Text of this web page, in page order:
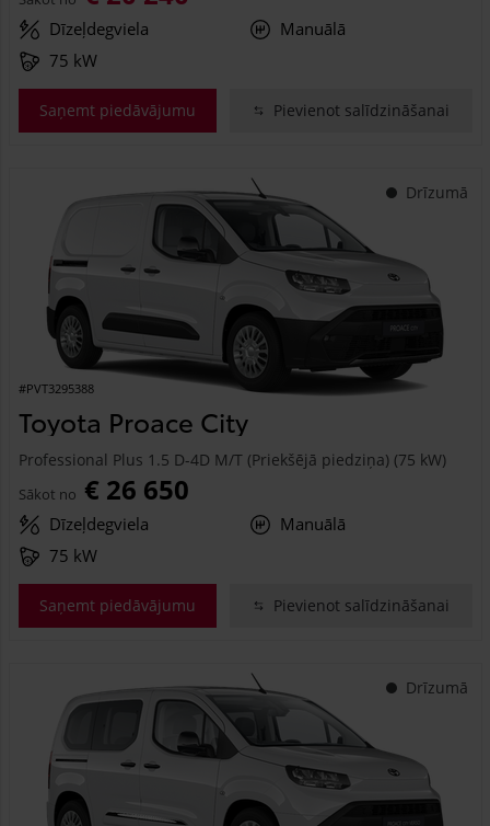
Dīzeļdegviela
Manuālā
75 kW
Saņemt piedāvājumu Pievienot salīdzināšanai
Drīzumā
#PVT3295388
Toyota Proace City
Professional Plus 1.5 D-4D M/T (Priekšējā piedziņa) (75 kW)
Sākot no € 26 650
Dīzeļdegviela
Manuālā
75 kW
Saņemt piedāvājumu Pievienot salīdzināšanai
Drīzumā